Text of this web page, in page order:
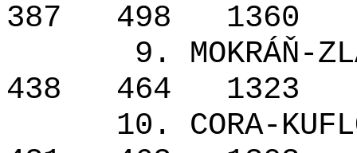
387
498
1360
9. MOKRÁŇ-
438
464
1323
10. CORA-